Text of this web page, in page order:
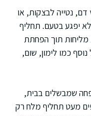
נטייה לבצקות, או
יפגע בטעם. תחליף
מליחות תוך הפחתת
כמו לימון, שום,
שמבשלים בבית,
מעט תחליף מלח רק